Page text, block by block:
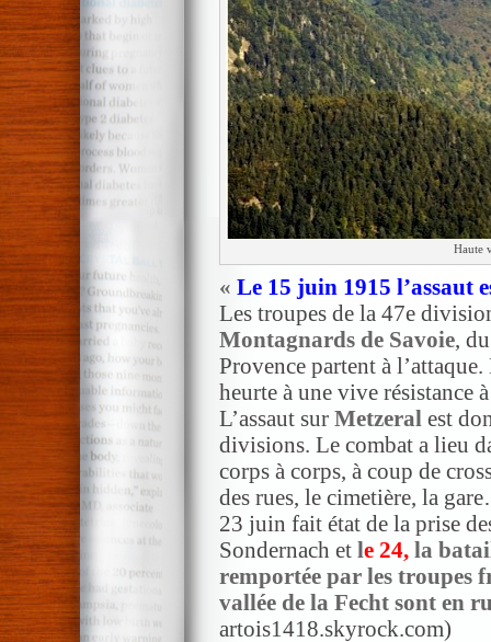
Haute
« Le 15 juin 1915 l’assaut
Les troupes de la 47e
Montagnards de Savoie,
Provence partent à
heurte à une vive résistance
L’assaut sur Metzeral est
divisions. Le combat a lieu
corps à corps, à coup de
des rues, le cimetière, la
23 juin fait état de la prise
Sondernach et le 24, la
remportée par les troupes
vallée de la Fecht sont en
artois1418.skyrock.com)